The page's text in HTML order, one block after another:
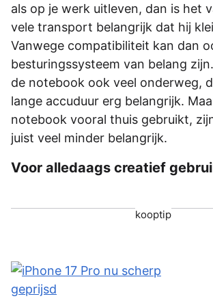
als op je werk uitleven, dan is het
vele transport belangrijk dat hij
Vanwege compatibiliteit kan dan
besturingssysteem van belang
de notebook ook veel onderweg,
lange accuduur erg belangrijk.
notebook vooral thuis gebruikt,
juist veel minder belangrijk.
Voor alledaags creatief
kooptip